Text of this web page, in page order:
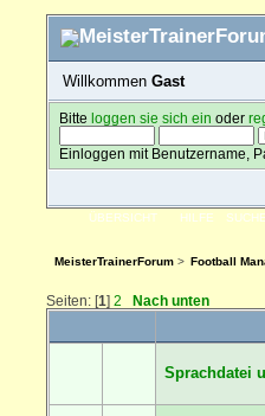
Willkommen Gast
Bitteloggen sie sich ein oder
Einloggen mit Benutzername,
ÜBERSICHT HILFE SUCHE
MeisterTrainerForum> Football
Seiten: [1]2
Nach unten
Sprachdatei